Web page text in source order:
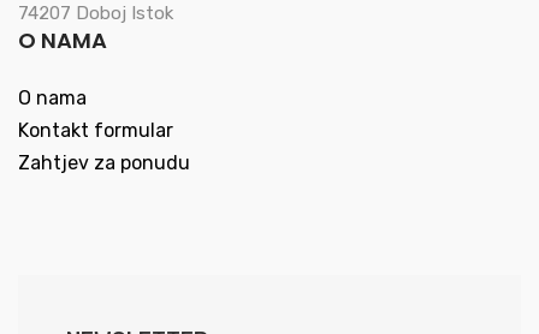
74207 Doboj Istok
O NAMA
O nama
Kontakt formular
Zahtjev za ponudu